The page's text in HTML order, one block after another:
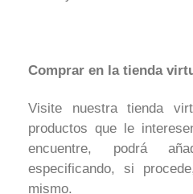
Comprar en la tienda
Visite nuestra tienda
productos que le
encuentre, podrá
especificando, si
mismo.